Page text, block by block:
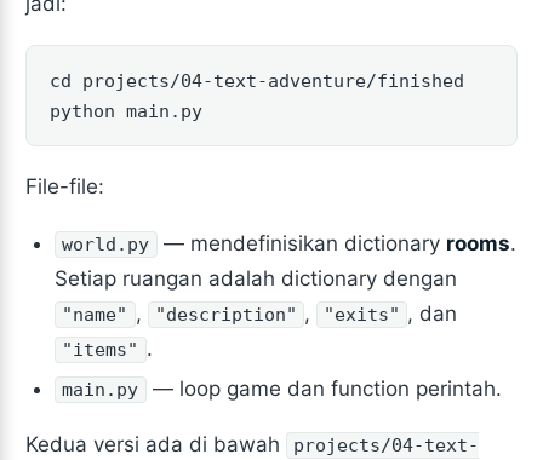
cd projects/04-text-adventure/finished
python main.py
File-file:
world.py — mendefinisikan dictionary rooms.
Setiap ruangan adalah dictionary dengan
"name" , "description" , "exits" , dan
"items" .
main.py — loop game dan function perintah.
Kedua versi ada di bawah
projects/04-text-